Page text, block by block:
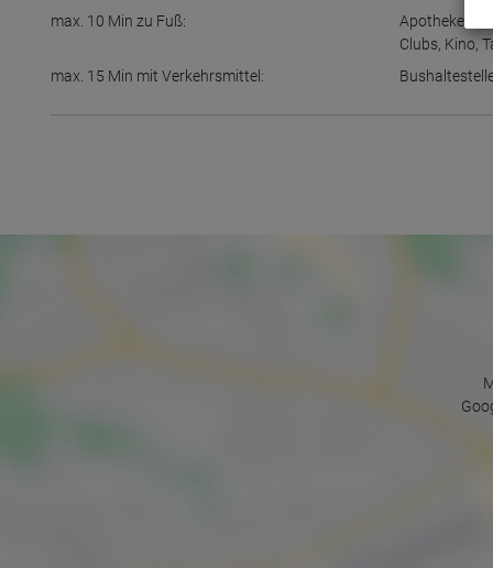
max. 10 Min zu Fuß:
Apotheke
Clubs, Kino,
max. 15 Min mit Verkehrsmittel: